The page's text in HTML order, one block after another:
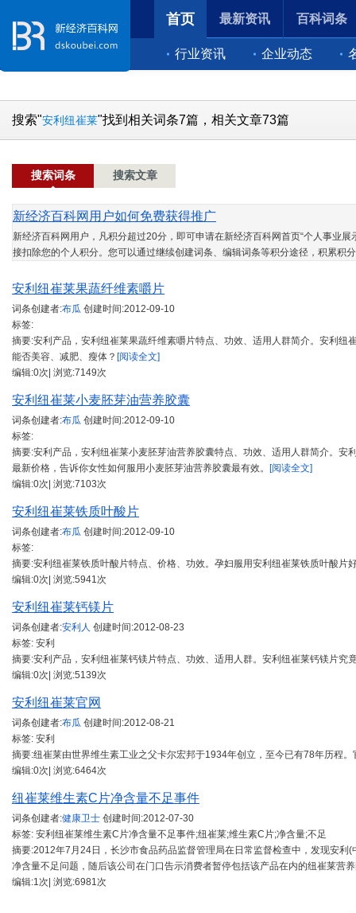
首页
行业资讯 企业动态
最新资讯 百科词条
搜索"安利纽崔莱"找到相关词条7篇，相关文章73篇
搜索词条 搜索文章
新经济百科网用户如何免费获得推广
新经济百科网用户，凡积分超过20分，即可申请在新经济百科网首页“个人事业
接扣除您的个人积分。您可以通过继续创建词条、编辑词条等积分途径，积累积
安利纽崔莱果蔬纤维素嚼片
词条创建者:布瓜 创建时间:2012-09-10
标签:
摘要:安利产品，安利纽崔莱果蔬纤维素嚼片特点、功效、适用人群简介。安利
能否美容、减肥、瘦体？ [阅读全文]
编辑:0次| 浏览:7149次
安利纽崔莱小麦胚芽油营养胶囊
词条创建者:布瓜 创建时间:2012-09-10
标签:
摘要:安利产品，安利纽崔莱小麦胚芽油营养胶囊特点、功效、适用人群简介。
最新价格，告诉你女性如何服用小麦胚芽油营养胶囊最有效。
[阅读全文]
编辑:0次| 浏览:7103次
安利纽崔莱铁质叶酸片
词条创建者:布瓜 创建时间:2012-09-10
标签:
摘要:安利纽崔莱铁质叶酸片特点、价格、功效。孕妇服用安利纽崔莱铁质叶酸片
编辑:0次| 浏览:5941次
安利纽崔莱钙镁片
词条创建者:安利人 创建时间:2012-08-23
标签: 安利
摘要:安利产品，安利纽崔莱钙镁片特点、功效、适用人群。安利纽崔莱钙镁片究
编辑:0次| 浏览:5139次
安利纽崔莱官网
词条创建者:布瓜 创建时间:2012-08-21
标签: 安利
摘要:纽崔莱由世界维生素工业之父卡尔宏邦于1934年创立，至今已有78年历程
编辑:0次| 浏览:6464次
纽崔莱维生素C片净含量不足事件
词条创建者:健康卫士 创建时间:2012-07-30
标签: 安利纽崔莱维生素C片净含量不足事件;纽崔莱;维生素C片;净含量;不足
摘要:2012年7月24日，长沙市食品药品监督管理局在日常监督检查中，发现安
净含量不足问题，随后该公司在门口告示消费者暂停包括该产品在内的纽崔莱营养
编辑:1次| 浏览:6981次